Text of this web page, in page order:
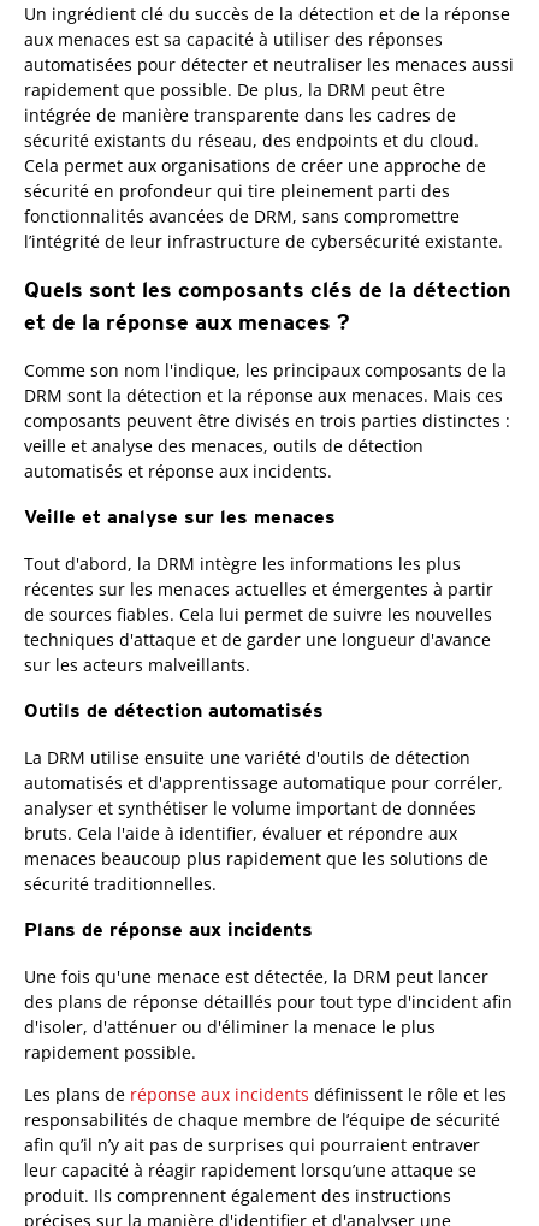
Un ingrédient clé du succès de la détection et de la réponse
aux menaces est sa capacité à utiliser des réponses
automatisées pour détecter et neutraliser les menaces aussi
rapidement que possible. De plus, la DRM peut être
intégrée de manière transparente dans les cadres de
sécurité existants du réseau, des endpoints et du cloud.
Cela permet aux organisations de créer une approche de
sécurité en profondeur qui tire pleinement parti des
fonctionnalités avancées de DRM, sans compromettre
l’intégrité de leur infrastructure de cybersécurité existante.
Quels sont les composants clés de la détection
et de la réponse aux menaces ?
Comme son nom l'indique, les principaux composants de la
DRM sont la détection et la réponse aux menaces. Mais ces
composants peuvent être divisés en trois parties distinctes :
veille et analyse des menaces, outils de détection
automatisés et réponse aux incidents.
Veille et analyse sur les menaces
Tout d'abord, la DRM intègre les informations les plus
récentes sur les menaces actuelles et émergentes à partir
de sources fiables. Cela lui permet de suivre les nouvelles
techniques d'attaque et de garder une longueur d'avance
sur les acteurs malveillants.
Outils de détection automatisés
La DRM utilise ensuite une variété d'outils de détection
automatisés et d'apprentissage automatique pour corréler,
analyser et synthétiser le volume important de données
bruts. Cela l'aide à identifier, évaluer et répondre aux
menaces beaucoup plus rapidement que les solutions de
sécurité traditionnelles.
Plans de réponse aux incidents
Une fois qu'une menace est détectée, la DRM peut lancer
des plans de réponse détaillés pour tout type d'incident afin
d'isoler, d'atténuer ou d'éliminer la menace le plus
rapidement possible.
Les plans de réponse aux incidents définissent le rôle et les
responsabilités de chaque membre de l’équipe de sécurité
afin qu’il n’y ait pas de surprises qui pourraient entraver
leur capacité à réagir rapidement lorsqu’une attaque se
produit. Ils comprennent également des instructions
précises sur la manière d'identifier et d'analyser une